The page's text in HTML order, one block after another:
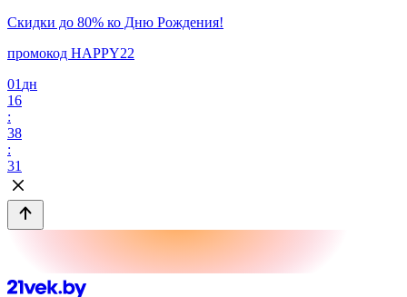
Скидки до 80% ко Дню Рождения!
промокод HAPPY22
01 дн
16
:
38
:
31